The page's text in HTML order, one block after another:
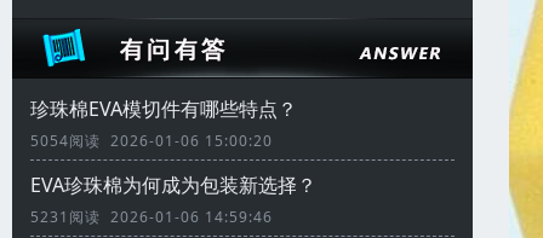
珍珠棉EVA模切件有哪些特点？
5054阅读 2026-01-06 15:00:20
EVA珍珠棉为何成为包装新选择？
5231阅读 2026-01-06 14:59:46